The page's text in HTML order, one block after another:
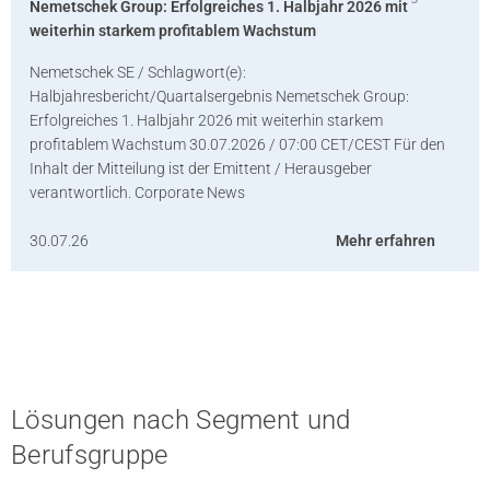
Nemetschek Group: Erfolgreiches 1. Halbjahr 2026 mit
weiterhin starkem profitablem Wachstum
Nemetschek SE / Schlagwort(e):
Halbjahresbericht/Quartalsergebnis Nemetschek Group:
Erfolgreiches 1. Halbjahr 2026 mit weiterhin starkem
profitablem Wachstum 30.07.2026 / 07:00 CET/CEST Für den
Inhalt der Mitteilung ist der Emittent / Herausgeber
verantwortlich. Corporate News
30.07.26 Mehr erfahren
Lösungen nach Segment und
Berufsgruppe